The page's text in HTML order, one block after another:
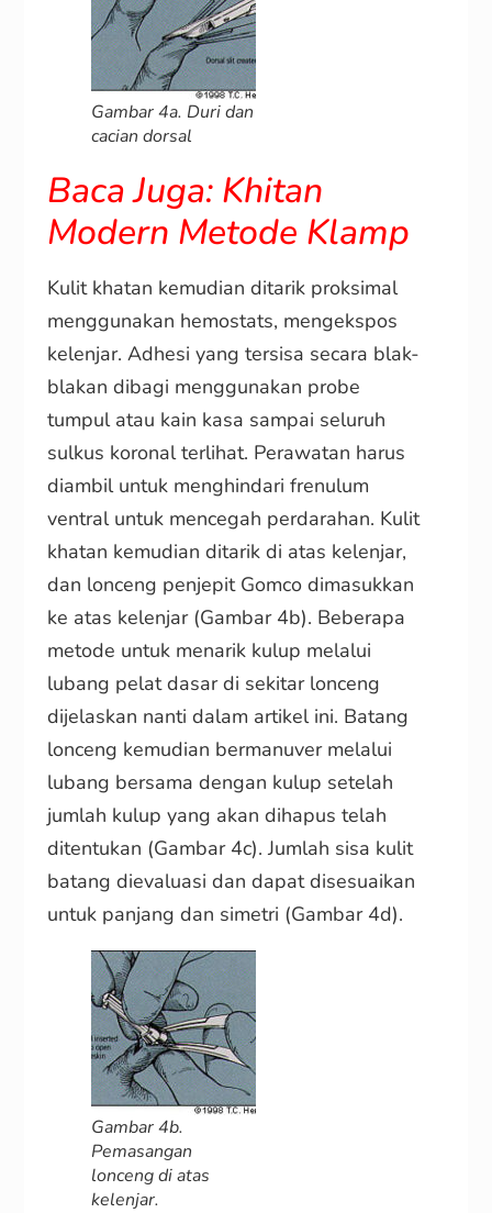
Gambar 4a. Duri dan
cacian dorsal
Baca Juga: Khitan
Modern Metode Klamp
Kulit khatan kemudian ditarik proksimal
menggunakan hemostats, mengekspos
kelenjar. Adhesi yang tersisa secara blak-
blakan dibagi menggunakan probe
tumpul atau kain kasa sampai seluruh
sulkus koronal terlihat. Perawatan harus
diambil untuk menghindari frenulum
ventral untuk mencegah perdarahan. Kulit
khatan kemudian ditarik di atas kelenjar,
dan lonceng penjepit Gomco dimasukkan
ke atas kelenjar (Gambar 4b). Beberapa
metode untuk menarik kulup melalui
lubang pelat dasar di sekitar lonceng
dijelaskan nanti dalam artikel ini. Batang
lonceng kemudian bermanuver melalui
lubang bersama dengan kulup setelah
jumlah kulup yang akan dihapus telah
ditentukan (Gambar 4c). Jumlah sisa kulit
batang dievaluasi dan dapat disesuaikan
untuk panjang dan simetri (Gambar 4d).
Gambar 4b.
Pemasangan
lonceng di atas
kelenjar.